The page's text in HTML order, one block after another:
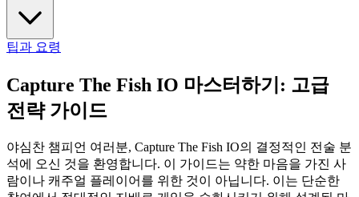
팁과 요령
Capture The Fish IO 마스터하기: 고급
전략 가이드
야심찬 챔피언 여러분, Capture The Fish IO의 결정적인 전술 분
석에 오신 것을 환영합니다. 이 가이드는 약한 마음을 가진 사
람이나 캐주얼 플레이어를 위한 것이 아닙니다. 이는 단순한